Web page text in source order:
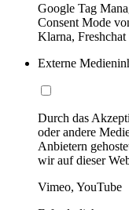
Google Tag
Consent Mode
Klarna, Freshchat
Externe
Durch das
oder andere
Anbietern
wir auf dieser
Vimeo, YouTube